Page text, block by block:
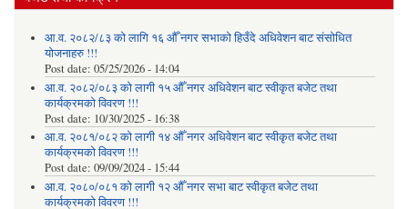
आ.व. २०८२/८३ को लागि १६ औँ नगर सभाको हिउँदे अधिवेशन बाट संसोधित
योजनाहरु !!!
Post date: 05/25/2026 - 14:04
आ.व. २०८२/०८३ को लागी १५ औँ नगर अधिवेशन बाट स्वीकृत बजेट तथा
कार्यक्रमको विवरण !!!
Post date: 10/30/2025 - 16:38
आ.व. २०८१/०८२ को लागी १४ औँ नगर अधिवेशन बाट स्वीकृत बजेट तथा
कार्यक्रमको विवरण !!!
Post date: 09/09/2024 - 15:44
आ.व. २०८०/०८१ को लागी १२ औँ नगर सभा बाट स्वीकृत बजेट तथा
कार्यक्रमको विवरण !!!